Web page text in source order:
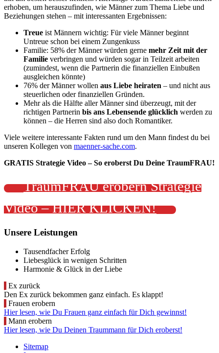
erhoben, um herauszufinden, wie Männer zum Thema Liebe und
Beziehungen stehen – mit interessanten Ergebnissen:
Treue ist Männern wichtig: Für viele Männer beginnt
Untreue schon bei einem Zungenkuss
Familie: 58% der Männer würden gerne mehr Zeit mit der
Familie verbringen und würden sogar in Teilzeit arbeiten
(zumindest, wenn die Partnerin die finanziellen Einbußen
ausgleichen könnte)
76% der Männer wollen aus Liebe heiraten – und nicht aus
steuerlichen oder finanziellen Gründen.
Mehr als die Hälfte aller Männer sind überzeugt, mit der
richtigen Partnerin bis ans Lebensende glücklich werden zu
können – die Herren sind also doch Romantiker.
Viele weitere interessante Fakten rund um den Mann findest du bei
unseren Kollegen von maenner-sache.com.
GRATIS Strategie Video – So eroberst Du Deine TraumFRAU!
TraumFRAU erobern Strategie
Video – HIER KLICKEN!
Unsere Leistungen
Tausendfacher Erfolg
Liebesglück in wenigen Schritten
Harmonie & Glück in der Liebe
Ex zurück
Den Ex zurück bekommen ganz einfach. Es klappt!
Frauen erobern
Hier lesen, wie Du Frauen ganz einfach für Dich gewinnst!
Mann erobern
Hier lesen, wie Du Deinen Traummann für Dich eroberst!
Sitemap